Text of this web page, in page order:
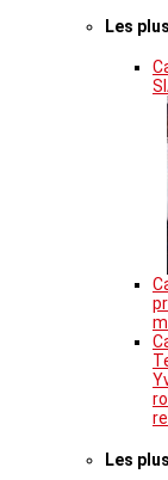
Les
Les